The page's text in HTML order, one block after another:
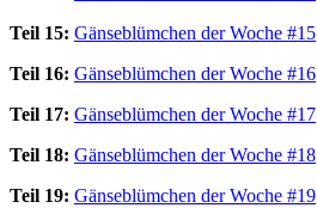
Teil 15: Gänseblümchen der Woche #15
Teil 16: Gänseblümchen der Woche #16
Teil 17: Gänseblümchen der Woche #17
Teil 18: Gänseblümchen der Woche #18
Teil 19: Gänseblümchen der Woche #19